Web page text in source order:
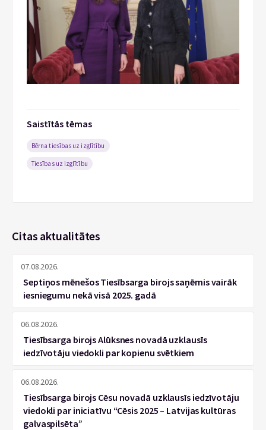
Saistītās tēmas
Bērna tiesības uz izglītību
Tiesības uz izglītību
Citas aktualitātes
07.08.2026.
Septiņos mēnešos Tiesībsarga birojs saņēmis vairāk
iesniegumu nekā visā 2025. gadā
06.08.2026.
Tiesībsarga birojs Alūksnes novadā uzklausīs
iedzīvotāju viedokli par kopienu svētkiem
06.08.2026.
Tiesībsarga birojs Cēsu novadā uzklausīs iedzīvotāju
viedokli par iniciatīvu “Cēsis 2025 – Latvijas kultūras
galvaspilsēta”